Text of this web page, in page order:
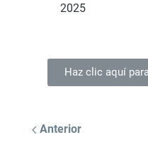
2025
Haz clic aquí
Anterior